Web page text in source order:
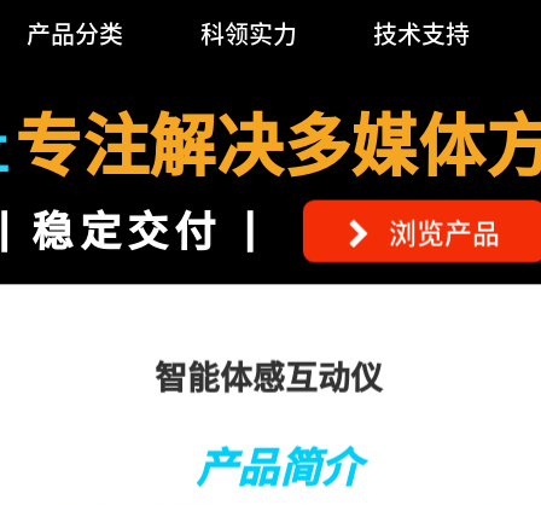
产品分类 科领实力 技术支持
浏览产品
稳定交付
专注解决多媒体
智能体感互动仪
产品简介